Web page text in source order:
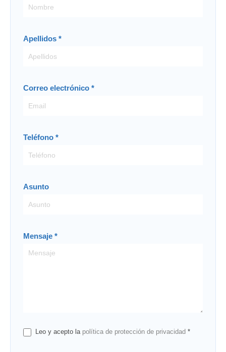
Apellidos *
Correo electrónico *
Teléfono *
Asunto
Mensaje *
Leo y acepto la política de protección de privacidad *